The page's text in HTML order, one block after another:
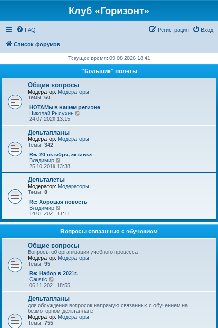
Клуб «Горизонт»
FAQ Вход
Регистрация
Список форумов
Текущее время: 09 08 2026 18:41
"Большие" полеты
Общие вопросы
Модератор: Модераторы
Темы: 60
НОТАМы в нашем регионе
Николай Рысухин
р
т
к
с
д
е
о
о
б
н
и
24 07 2020 13:15
Дельтапланы
Модератор: Модераторы
Темы: 342
Re: 20 октября, активка
Владимир
е
р
е
й
т
к
о
с
л
е
е
м
у
о
о
б
щ
н
и
ю
25 10 2019 13:38
Дельталеты
Модератор: Модераторы
Темы: 8
Re: Хорошая новость
Владимир
е
р
е
й
к
п
о
л
е
д
н
м
у
с
о
14 01 2021 11:11
Вопросы связанные с обучением
Общие вопросы
Вопросы об организации учебного процесса
Модератор: Модераторы
Темы: 95
Re: Набор в 2021г.
Caustic
е
р
е
й
т
и
к
06 11 2021 18:55
Дельтапланы
для обсуждения вопросов напрямую связанных с обучением на
безмоторном дельтаплане
Модератор: Модераторы
Темы: 755